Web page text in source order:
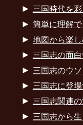
► 三国時代を
► 簡単に理解
► 地図から楽
► 三国志の面
► 三国志のウソ
► 三国志に登
► 三国志関連
► 三国志から